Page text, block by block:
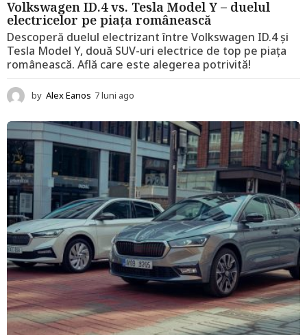
Volkswagen ID.4 vs. Tesla Model Y – duelul
electricelor pe piața românească
Descoperă duelul electrizant între Volkswagen ID.4 și
Tesla Model Y, două SUV-uri electrice de top pe piața
românească. Află care este alegerea potrivită!
by Alex Eanos 7 luni ago
l
n
i
g
o